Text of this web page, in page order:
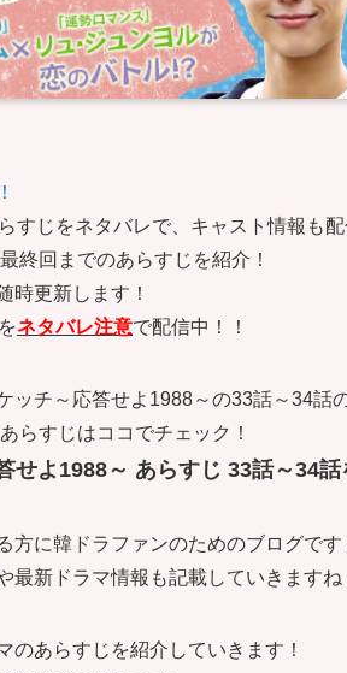
すじをネタバレで、キャスト情報も配
終回までのあらすじを紹介！
時更新します！
ネタバレ注意で配信中！！
ッチ～応答せよ1988～の33話～34話
らすじはココでチェック！
せよ1988～ あらすじ 33話～34話
方に韓ドラファンのためのブログです
最新ドラマ情報も記載していきますね
のあらすじを紹介していきます！